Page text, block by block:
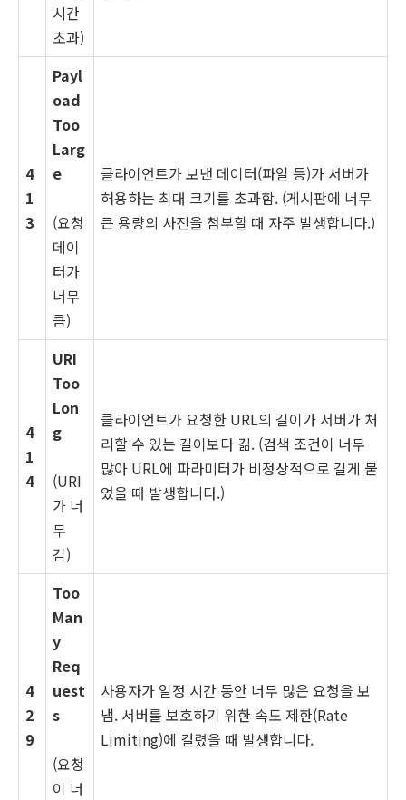
시간
초과)
4
1
3
Payl
oad
Too
Larg
e
(요청
데이
터가
너무
큼)
클라이언트가 보낸 데이터(파일 등)가 서버가
허용하는 최대 크기를 초과함. (게시판에 너무
큰 용량의 사진을 첨부할 때 자주 발생합니다.)
4
1
4
URI
Too
Lon
g
(URI
가 너
무
김)
클라이언트가 요청한 URL의 길이가 서버가 처
리할 수 있는 길이보다 긺. (검색 조건이 너무
많아 URL에 파라미터가 비정상적으로 길게 붙
었을 때 발생합니다.)
4
2
9
Too
Man
y
Req
uest
s
(요청
이 너
사용자가 일정 시간 동안 너무 많은 요청을 보
냄. 서버를 보호하기 위한 속도 제한(Rate
Limiting)에 걸렸을 때 발생합니다.